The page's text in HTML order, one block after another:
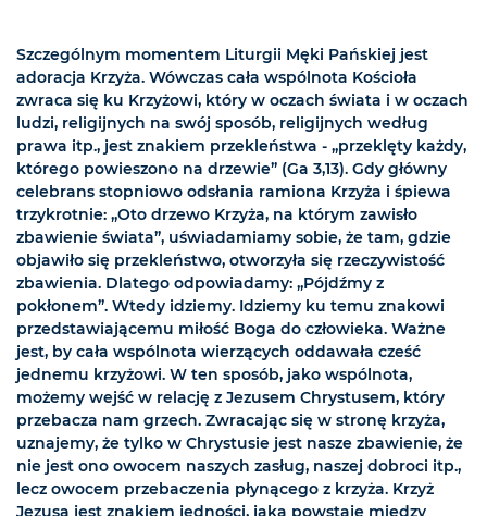
Szczególnym momentem Liturgii Męki Pańskiej jest
adoracja Krzyża. Wówczas cała wspólnota Kościoła
zwraca się ku Krzyżowi, który w oczach świata i w oczach
ludzi, religijnych na swój sposób, religijnych według
prawa itp., jest znakiem przekleństwa - „przeklęty każdy,
którego powieszono na drzewie” (Ga 3,13). Gdy główny
celebrans stopniowo odsłania ramiona Krzyża i śpiewa
trzykrotnie: „Oto drzewo Krzyża, na którym zawisło
zbawienie świata”, uświadamiamy sobie, że tam, gdzie
objawiło się przekleństwo, otworzyła się rzeczywistość
zbawienia. Dlatego odpowiadamy: „Pójdźmy z
pokłonem”. Wtedy idziemy. Idziemy ku temu znakowi
przedstawiającemu miłość Boga do człowieka. Ważne
jest, by cała wspólnota wierzących oddawała cześć
jednemu krzyżowi. W ten sposób, jako wspólnota,
możemy wejść w relację z Jezusem Chrystusem, który
przebacza nam grzech. Zwracając się w stronę krzyża,
uznajemy, że tylko w Chrystusie jest nasze zbawienie, że
nie jest ono owocem naszych zasług, naszej dobroci itp.,
lecz owocem przebaczenia płynącego z krzyża. Krzyż
Jezusa jest znakiem jedności, jaka powstaje między